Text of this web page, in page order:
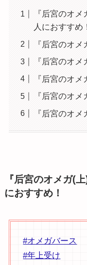
『后宮のオ
人におすすめ
『后宮のオ
『后宮のオ
『后宮のオ
『后宮のオ
『后宮のオ
『后宮のオメガ(
におすすめ！
#オメガバース
#年上受け